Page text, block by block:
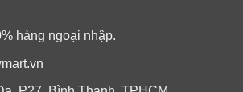
hàng ngoại nhập.